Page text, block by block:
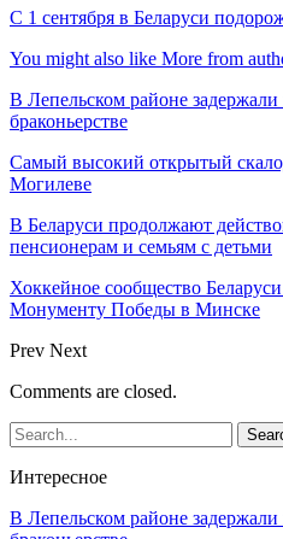
С 1 сентября в Беларуси
You might also like More from
В Лепельском районе задержали
браконьерстве
Самый высокий открытый
Могилеве
В Беларуси продолжают
пенсионерам и семьям с детьми
Хоккейное сообщество
Монументу Победы в Минске
Prev Next
Comments are closed.
Интересное
В Лепельском районе задержали